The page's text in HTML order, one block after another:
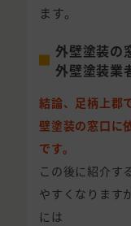
ます。
外壁塗装の
外壁塗装業
結論、足柄上郡
壁塗装の窓口に
です。
この後に紹介す
やすくなります
には